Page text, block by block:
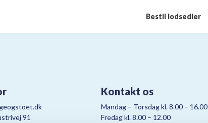
Bestil lodsedler
91
Kontakt os
Mandag – Torsdag kl. 8.00 – 16.00
Fredag kl. 8.00 – 12.00